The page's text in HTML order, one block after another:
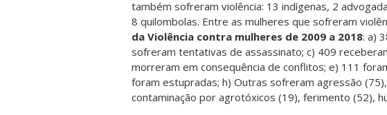
também sofreram violência: 13 indígenas, 2
8 quilombolas. Entre as mulheres que sofreram
da Violência contra mulheres de 2009 a 2018: a)
sofreram tentativas de assassinato; c) 409
morreram em consequência de conflitos; e) 111
foram estupradas; h) Outras sofreram agressão
contaminação por agrotóxicos (19), ferimento (52),